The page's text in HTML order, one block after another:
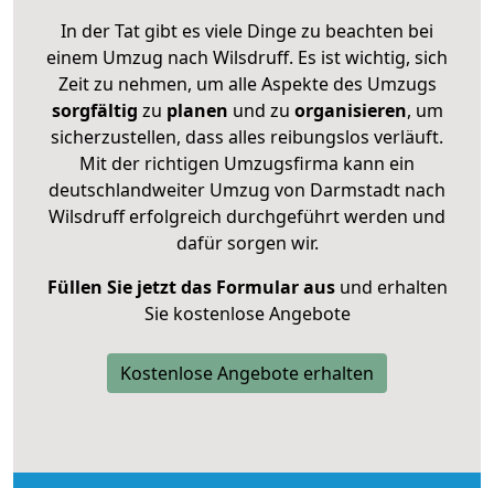
In der Tat gibt es viele Dinge zu beachten bei
einem Umzug nach Wilsdruff. Es ist wichtig, sich
Zeit zu nehmen, um alle Aspekte des Umzugs
sorgfältig zu planen und zu organisieren, um
sicherzustellen, dass alles reibungslos verläuft.
Mit der richtigen Umzugsfirma kann ein
deutschlandweiter Umzug von Darmstadt nach
Wilsdruff erfolgreich durchgeführt werden und
dafür sorgen wir.
Füllen Sie jetzt das Formular ausund erhalten
Sie kostenlose Angebote
Kostenlose Angebote erhalten